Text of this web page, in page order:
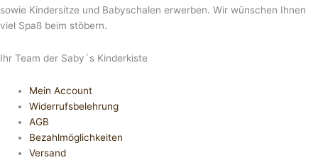
sowie Kindersitze und Babyschalen erwerben. Wir wünschen Ihnen
viel Spaß beim stöbern.
Ihr Team der Saby´s Kinderkiste
Mein Account
Widerrufsbelehrung
AGB
Bezahlmöglichkeiten
Versand